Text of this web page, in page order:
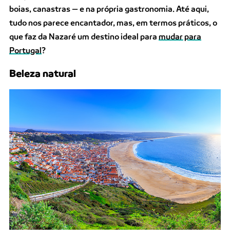
boias, canastras — e na própria gastronomia. Até aqui,
tudo nos parece encantador, mas, em termos práticos, o
que faz da Nazaré um destino ideal para mudar para
Portugal?
Beleza natural